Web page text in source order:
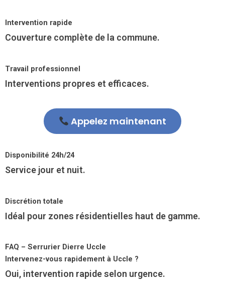
Intervention rapide
Couverture complète de la commune.
Travail professionnel
Interventions propres et efficaces.
Appelez maintenant
Disponibilité 24h/24
Service jour et nuit.
Discrétion totale
Idéal pour zones résidentielles haut de gamme.
FAQ – Serrurier Dierre Uccle
Intervenez-vous rapidement à Uccle ?
Oui, intervention rapide selon urgence.